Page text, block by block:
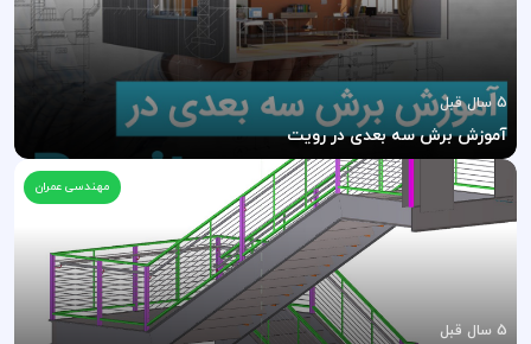
5 سال قبل
آموزش برش سه بعدی در رویت
مهندسی عمران
5 سال قبل